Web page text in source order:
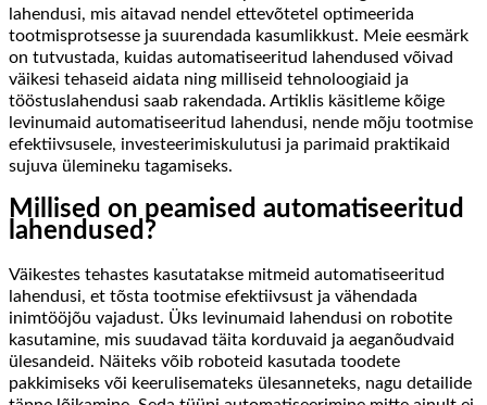
lahendusi, mis aitavad nendel ettevõtetel optimeerida
tootmisprotsesse ja suurendada kasumlikkust. Meie eesmärk
on tutvustada, kuidas automatiseeritud lahendused võivad
väikesi tehaseid aidata ning milliseid tehnoloogiaid ja
tööstuslahendusi saab rakendada. Artiklis käsitleme kõige
levinumaid automatiseeritud lahendusi, nende mõju tootmise
efektiivsusele, investeerimiskulutusi ja parimaid praktikaid
sujuva ülemineku tagamiseks.
Millised on peamised automatiseeritud
lahendused?
Väikestes tehastes kasutatakse mitmeid automatiseeritud
lahendusi, et tõsta tootmise efektiivsust ja vähendada
inimtööjõu vajadust. Üks levinumaid lahendusi on robotite
kasutamine, mis suudavad täita korduvaid ja aeganõudvaid
ülesandeid. Näiteks võib roboteid kasutada toodete
pakkimiseks või keerulisemateks ülesanneteks, nagu detailide